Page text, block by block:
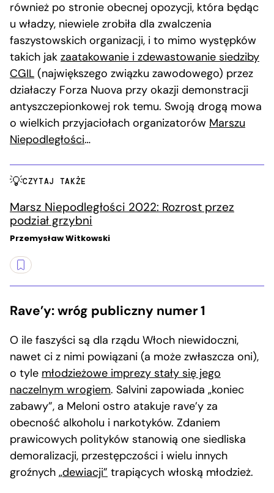
również po stronie obecnej opozycji, która będąc
u władzy, niewiele zrobiła dla zwalczenia
faszystowskich organizacji, i to mimo występków
takich jak zaatakowanie i zdewastowanie siedziby
CGIL (największego związku zawodowego) przez
działaczy Forza Nuova przy okazji demonstracji
antyszczepionkowej rok temu. Swoją drogą mowa
o wielkich przyjaciołach organizatorów Marszu
Niepodległości…
CZYTAJ TAKŻE
Marsz Niepodległości 2022: Rozrost przez
podział grzybni
Przemysław Witkowski
Rave’y: wróg publiczny numer 1
O ile faszyści są dla rządu Włoch niewidoczni,
nawet ci z nimi powiązani (a może zwłaszcza oni),
o tyle młodzieżowe imprezy stały się jego
naczelnym wrogiem. Salvini zapowiada „koniec
zabawy”, a Meloni ostro atakuje rave’y za
obecność alkoholu i narkotyków. Zdaniem
prawicowych polityków stanowią one siedliska
demoralizacji, przestępczości i wielu innych
groźnych „dewiacji” trapiących włoską młodzież.